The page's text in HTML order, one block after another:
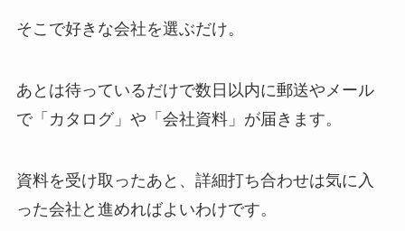
そこで好きな会社を選ぶだけ。
あとは待っているだけで数日以内に郵送やメール
で「カタログ」や「会社資料」が届きます。
資料を受け取ったあと、詳細打ち合わせは気に入
った会社と進めればよいわけです。